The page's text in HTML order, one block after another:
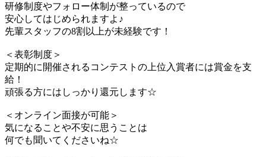
研修制度やフォロー体制が整っているので
安心してはじめられますよ♪
先輩スタッフの8割以上が未経験です！
＜表彰制度＞
定期的に開催されるコンテストの上位入賞者には賞金を支
給！
頑張る方にはしっかり還元します☆
＜オンライン面接が可能＞
気になることや不安に思うことは
何でも聞いてくださいね☆